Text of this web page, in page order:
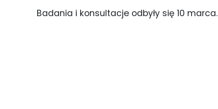
Badania i konsultacje odbyły się 10 marca.